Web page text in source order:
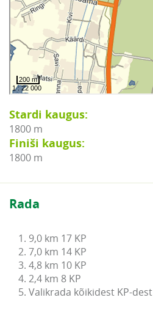
Stardi kaugus:
1800 m
Finiši kaugus:
1800 m
Rada
1. 9,0 km 17 KP
2. 7,0 km 14 KP
3. 4,8 km 10 KP
4. 2,4 km 8 KP
5. Valikrada kõikidest KP-dest